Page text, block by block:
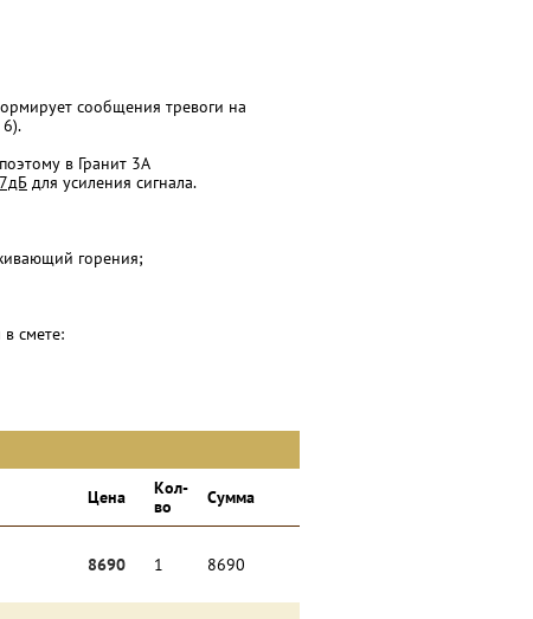
сообщения тревоги на
в Гранит 3А
для усиления сигнала.
горения;
смете:
Цена
Кол-
во
Сумма
8690 1 8690